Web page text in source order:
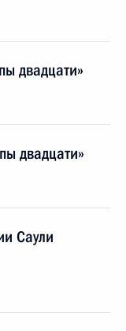
двадцати»
двадцати»
Саули